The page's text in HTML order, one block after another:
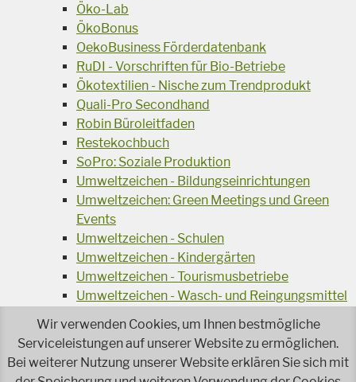
Öko-Lab
ÖkoBonus
OekoBusiness Förderdatenbank
RuDI - Vorschriften für Bio-Betriebe
Ökotextilien - Nische zum Trendprodukt
Quali-Pro Secondhand
Robin Büroleitfaden
Restekochbuch
SoPro: Soziale Produktion
Umweltzeichen - Bildungseinrichtungen
Umweltzeichen: Green Meetings und Green
Events
Umweltzeichen - Schulen
Umweltzeichen - Kindergärten
Umweltzeichen - Tourismusbetriebe
Umweltzeichen - Wasch- und Reingungsmittel
Veranstaltungsreihe Ressourcen-Effizienz
Wiederverwendung von Elektroaltgeräten
Wasser - das Businessgetränk
Wohnprojekt Parcours
Wir verwenden Cookies, um Ihnen bestmögliche
Serviceleistungen auf unserer Website zu ermöglichen.
Bei weiterer Nutzung unserer Website erklären Sie sich mit